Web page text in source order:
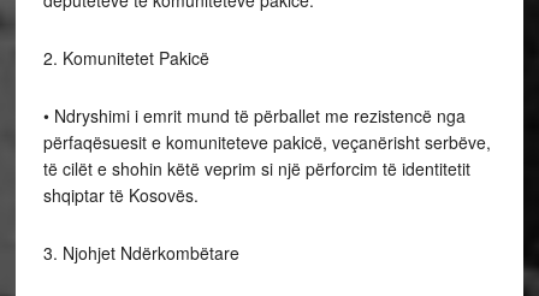
2. Komunitetet Pakicë
• Ndryshimi i emrit mund të përballet me rezistencë nga
përfaqësuesit e komuniteteve pakicë, veçanërisht serbëve,
të cilët e shohin këtë veprim si një përforcim të identitetit
shqiptar të Kosovës.
3. Njohjet Ndërkombëtare